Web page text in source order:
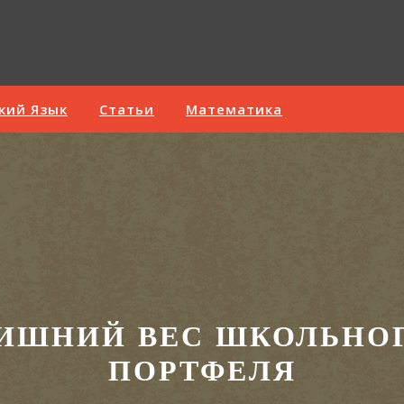
Язык Статьи Математика
ВЕС
ПОРТФЕЛЯ